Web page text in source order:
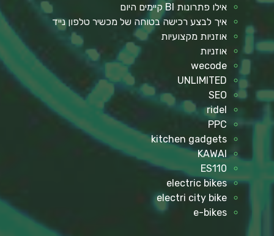
אילו פתרונות BI קיימים היום
איך לבצע רכישה בטוחה של מכשיר טלפון נייד
אוזניות מקצועיות
אוזניות
wecode
UNLIMITED
SEO
ridel
PPC
kitchen gadgets
KAWAI
ES110
electric bikes
electri city bike
e-bikes